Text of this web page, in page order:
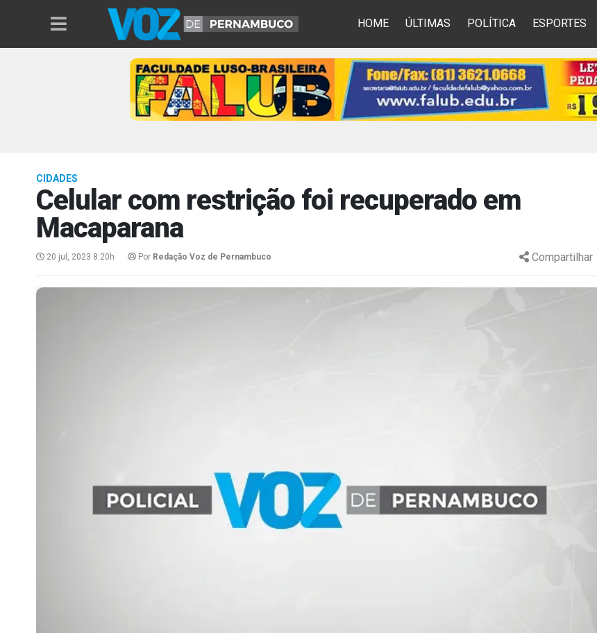
HOME ÚLTIMAS POLÍTICA ESPORTES
CIDADES
Celular com restrição foi recuperado em
Macaparana
20 jul, 2023 8:20h Por Redação Voz de Pernambuco Compartilhar